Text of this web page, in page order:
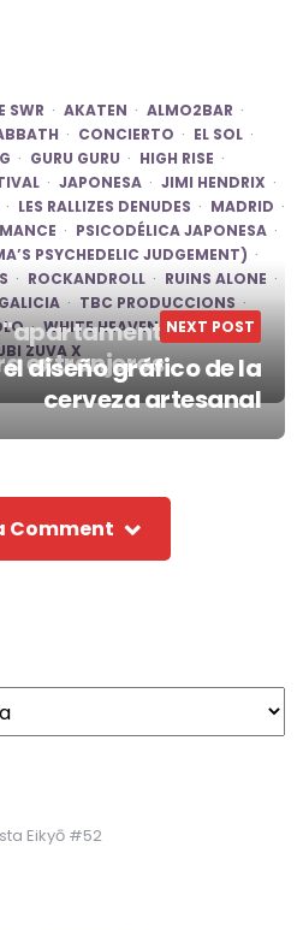
SWR AKATEN
ALMO2BAR
CONCIERTO
EL SOL
GURU GURU
HIGH RISE
JAPONESA
JIMI HENDRIX
LES RALLIZES DENUDES
MADRID
PSICODÉLICA JAPONESA
PSYCHEDELIC JUDGEMENT)
ROCKANDROLL
RUINS ALONE
TBC PRODUCCIONS
WHITE HEAVEN
ZOFFY
ZUVA X
extranjeros
NEXT POST
diseño gráfico de la
cerveza artesanal
Comment
Eikyō #52